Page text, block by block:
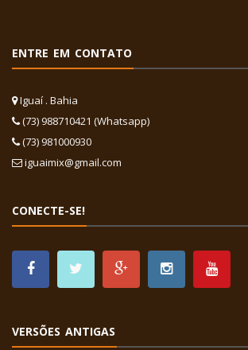
ENTRE EM CONTATO
Iguaí . Bahia
(73) 988710421 (Whatsapp)
(73) 981000930
iguaimix@gmail.com
CONECTE-SE!
VERSÕES ANTIGAS